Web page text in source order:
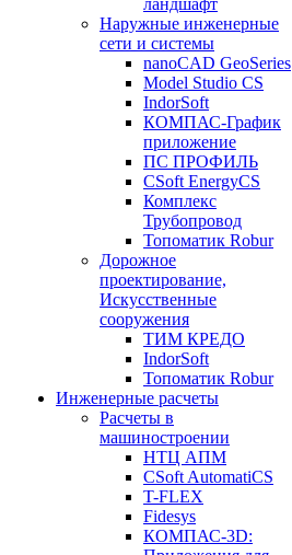
ландшафт
Наружные инженерные
сети и системы
nanoCAD GeoSeries
Model Studio CS
IndorSoft
КОМПАС-График
приложение
ПС ПРОФИЛЬ
CSoft EnergyCS
Комплекс
Трубопровод
Топоматик Robur
Дорожное
проектирование,
Искусственные
сооружения
ТИМ КРЕДО
IndorSoft
Топоматик Robur
Инженерные расчеты
Расчеты в
машиностроении
НТЦ АПМ
CSoft AutomatiCS
T-FLEX
Fidesys
КОМПАС-3D: